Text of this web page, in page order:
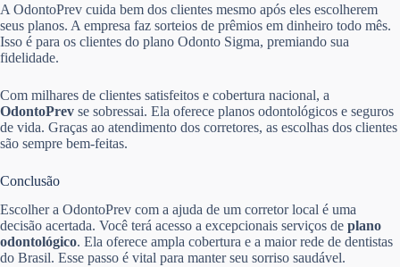
A OdontoPrev cuida bem dos clientes mesmo após eles escolherem
seus planos. A empresa faz sorteios de prêmios em dinheiro todo mês.
Isso é para os clientes do plano Odonto Sigma, premiando sua
fidelidade.
Com milhares de clientes satisfeitos e cobertura nacional, a
OdontoPrev se sobressai. Ela oferece planos odontológicos e seguros
de vida. Graças ao atendimento dos corretores, as escolhas dos clientes
são sempre bem-feitas.
Conclusão
Escolher a OdontoPrev com a ajuda de um corretor local é uma
decisão acertada. Você terá acesso a excepcionais serviços de plano
odontológico. Ela oferece ampla cobertura e a maior rede de dentistas
do Brasil. Esse passo é vital para manter seu sorriso saudável.